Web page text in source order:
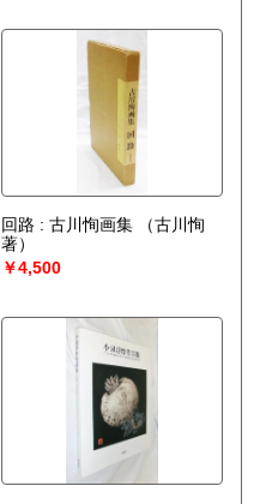
回路 : 古川恂画集
（古川恂
著）
￥4,500